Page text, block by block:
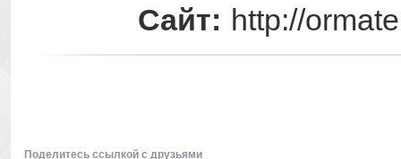
Сайт: http://
Поделитесь ссылкой с друзьями